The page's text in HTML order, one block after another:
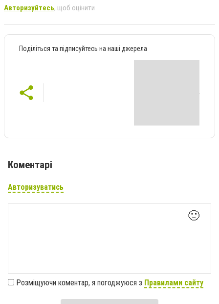
Авторизуйтесь, щоб оцінити
Поділіться та підписуйтесь на наші джерела
Коментарі
Авторизуватись
🙂
Розміщуючи коментар, я погоджуюся з Правилами сайту